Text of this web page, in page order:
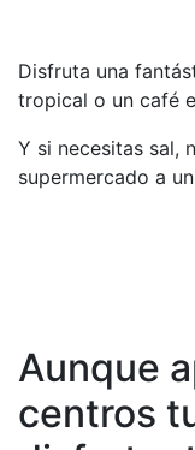
Disfruta una
tropical o un café
Y si necesitas sal,
supermercado a
Aunque
centros